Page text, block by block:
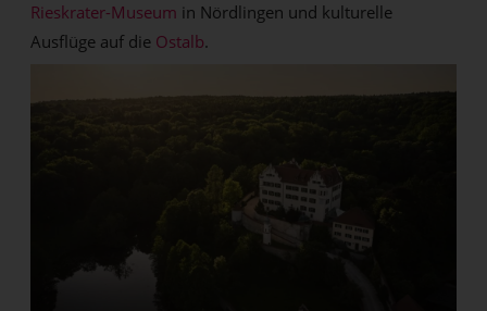
Rieskrater-Museum in Nördlingen und kulturelle
Ausflüge auf die Ostalb.